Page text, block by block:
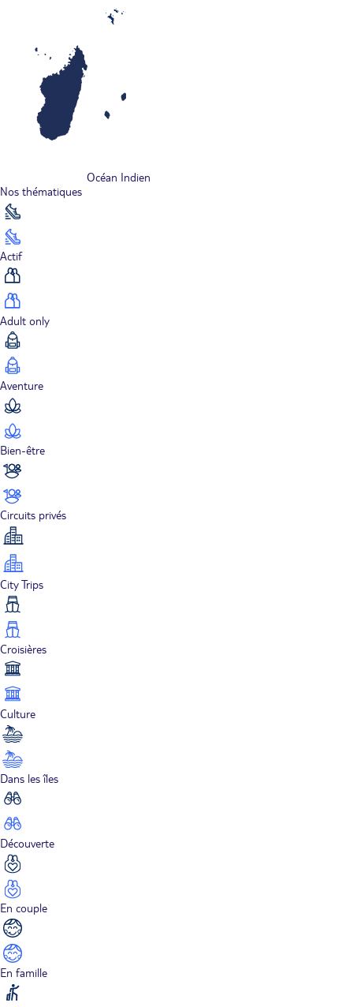
Océan Indien
Nos thématiques
Actif
Adult only
Aventure
Bien-être
Circuits privés
City Trips
Croisières
Culture
Dans les îles
Découverte
En couple
En famille